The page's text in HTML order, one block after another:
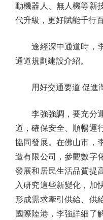
動機器人、無人機等新
代升級，更好賦能千行
途經深中通道時，李
通道規劃建設介紹。
用好交通要道 促進
李強強調，要充分運
道，確保安全、順暢運
協同發展。在佛山市，
造有限公司，參觀數字
發展和居民生活品質提
入研究這些新變化，加
形成需求牽引供給、供
國際陸港，李強詳細了